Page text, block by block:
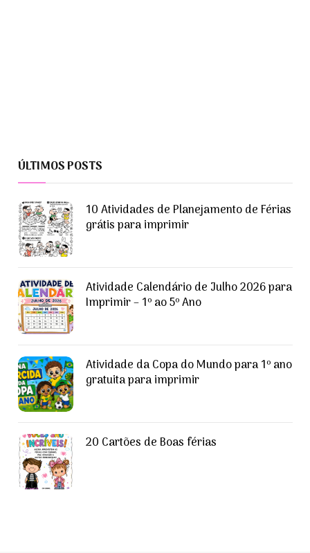
ÚLTIMOS POSTS
10 Atividades de Planejamento de Férias
grátis para imprimir
Atividade Calendário de Julho 2026 para
Imprimir – 1º ao 5º Ano
Atividade da Copa do Mundo para 1º ano
gratuita para imprimir
20 Cartões de Boas férias